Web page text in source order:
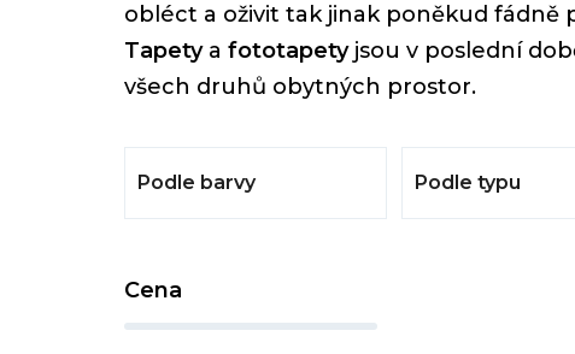
obléct a oživit tak jinak poněkud fádně
Tapetya fototapetyjsou v poslední
všech druhů obytných prostor.
Podle barvy Podle typu
Cena